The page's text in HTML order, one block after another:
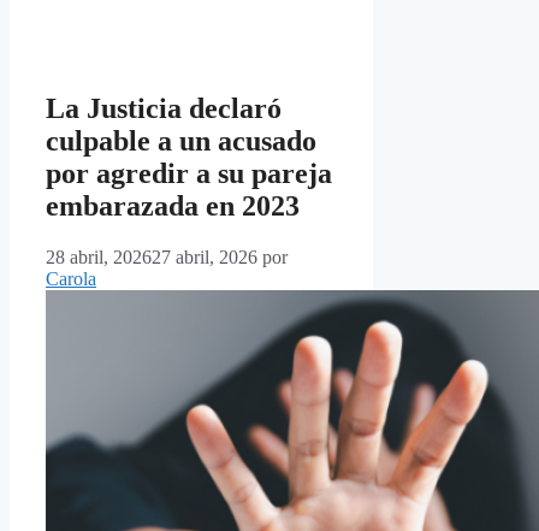
La Justicia declaró
culpable a un acusado
por agredir a su pareja
embarazada en 2023
28 abril, 202627 abril, 2026 por
Carola